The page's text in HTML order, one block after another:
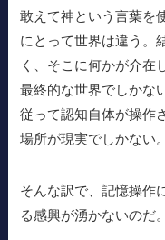
敢えて神という言葉を
にとって世界は違う。
く、そこに何かが介在
最終的な世界でしかな
従って認知自体が操作
場所が現実でしかない。
そんな訳で、記憶操作
る感興が湧かないのだ。